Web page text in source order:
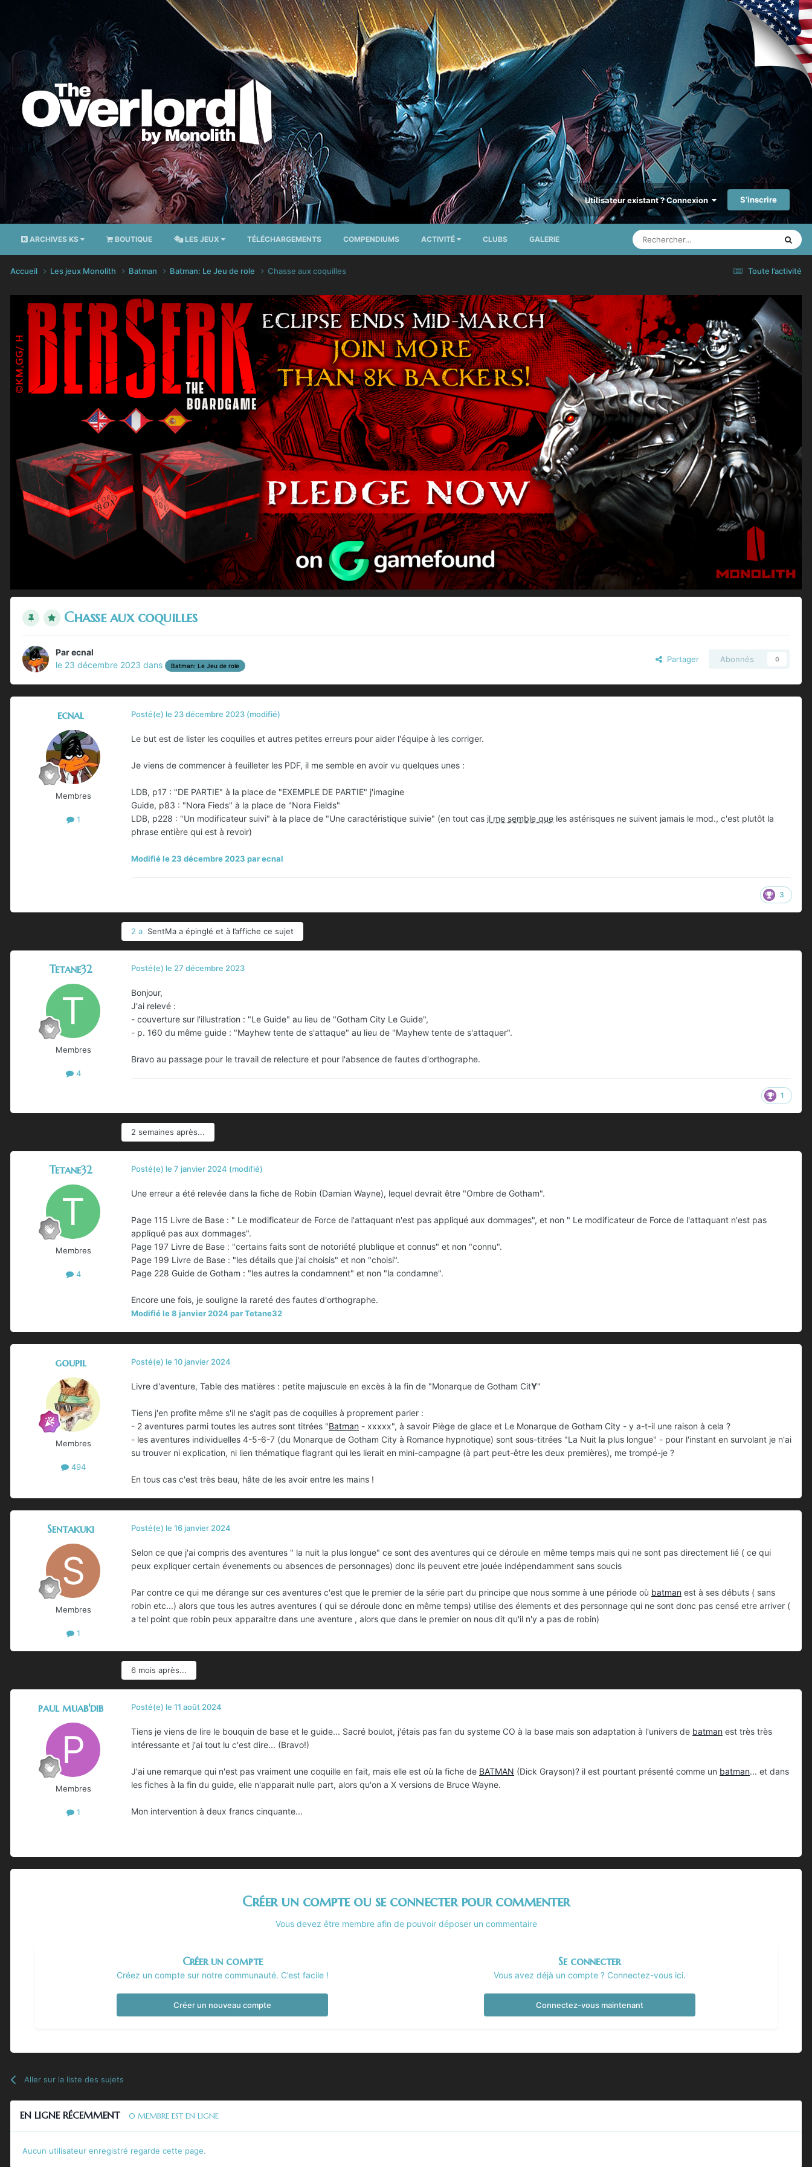
Utilisateur existant ? Connexion S’inscrire
ARCHIVES KS BOUTIQUE LES JEUX TÉLÉCHARGEMENTS COMPENDIUMS ACTIVITÉ CLUBS GALERIE
Toute l’activité
Accueil Les jeux Monolith Batman Batman: Le Jeu de role Chasse aux coquilles
Chasse aux coquilles
Parecnal
le 23 décembre 2023 dans Batman: Le Jeu de role
Partager Abonnés 0
ecnal
Membres
1
Posté(e) le 23 décembre 2023 (modifié)
Le but est de lister les coquilles et autres petites erreurs pour aider l'équipe à les corriger.
Je viens de commencer à feuilleter les PDF, il me semble en avoir vu quelques unes :
LDB, p17 : "DE PARTIE" à la place de "EXEMPLE DE PARTIE" j'imagine
Guide, p83 : "Nora Fieds" à la place de "Nora Fields"
LDB, p228 : "Un modificateur suivi" à la place de "Une caractéristique suivie" (en tout cas il me semble que les astérisques ne suivent jamais le mod., c'est plutôt la
phrase entière qui est à revoir)
Modifiéle 23 décembre 2023 par ecnal
3
2 a SentMa a épinglé et à l’affiche ce sujet
Tetane32
Membres
4
Posté(e) le 27 décembre 2023
Bonjour,
J'ai relevé :
- couverture sur l'illustration : "Le Guide" au lieu de "Gotham City Le Guide",
- p. 160 du même guide : "Mayhew tente de s'attaque" au lieu de "Mayhew tente de s'attaquer".
Bravo au passage pour le travail de relecture et pour l'absence de fautes d'orthographe.
1
2 semaines après...
Tetane32
Membres
4
Posté(e) le 7 janvier 2024 (modifié)
Une erreur a été relevée dans la fiche de Robin (Damian Wayne), lequel devrait être "Ombre de Gotham".
Page 115 Livre de Base : " Le modificateur de Force de l'attaquant n'est pas appliqué aux dommages", et non " Le modificateur de Force de l'attaquant n'est pas
appliqué pas aux dommages".
Page 197 Livre de Base : "certains faits sont de notoriété plublique et connus" et non "connu".
Page 199 Livre de Base : "les détails que j'ai choisis" et non "choisi".
Page 228 Guide de Gotham : "les autres la condamnent" et non "la condamne".
Encore une fois, je souligne la rareté des fautes d'orthographe.
Modifiéle 8 janvier 2024par Tetane32
goupil
Membres
494
Posté(e) le 10 janvier 2024
Livre d'aventure, Table des matières : petite majuscule en excès à la fin de "Monarque de Gotham CitY"
Tiens j'en profite même s'il ne s'agit pas de coquilles à proprement parler :
- 2 aventures parmi toutes les autres sont titrées "Batman - xxxxx", à savoir Piège de glace et Le Monarque de Gotham City - y a-t-il une raison à cela ?
- les aventures individuelles 4-5-6-7 (du Monarque de Gotham City à Romance hypnotique) sont sous-titrées "La Nuit la plus longue" - pour l'instant en survolant je n'ai
su trouver ni explication, ni lien thématique flagrant qui les lierait en mini-campagne (à part peut-être les deux premières), me trompé-je ?
En tous cas c'est très beau, hâte de les avoir entre les mains !
Sentakuki
Membres
1
Posté(e) le 16 janvier 2024
Selon ce que j'ai compris des aventures " la nuit la plus longue" ce sont des aventures qui ce déroule en même temps mais qui ne sont pas directement lié ( ce qui
peux expliquer certain évenements ou absences de personnages) donc ils peuvent etre jouée indépendamment sans soucis
Par contre ce qui me dérange sur ces aventures c'est que le premier de la série part du principe que nous somme à une période où batman est à ses débuts ( sans
robin etc...) alors que tous les autres aventures ( qui se déroule donc en même temps) utilise des élements et des personnage qui ne sont donc pas censé etre arriver (
a tel point que robin peux apparaitre dans une aventure , alors que dans le premier on nous dit qu'il n'y a pas de robin)
6 mois après...
paul muab'dib
Membres
1
Posté(e) le 11 août 2024
Tiens je viens de lire le bouquin de base et le guide... Sacré boulot, j'étais pas fan du systeme CO à la base mais son adaptation à l'univers de batman est très très
intéressante et j'ai tout lu c'est dire... (Bravo!)
J'ai une remarque qui n'est pas vraiment une coquille en fait, mais elle est où la fiche de BATMAN (Dick Grayson)? il est pourtant présenté comme un batman... et dans
les fiches à la fin du guide, elle n'apparait nulle part, alors qu'on a X versions de Bruce Wayne.
Mon intervention à deux francs cinquante...
Créer un compte ou se connecter pour commenter
Vous devez être membre afin de pouvoir déposer un commentaire
Créer un compte
Créez un compte sur notre communauté. C’est facile !
Créer un nouveau compte
Se connecter
Vous avez déjà un compte ? Connectez-vous ici.
Connectez-vous maintenant
Aller sur la liste des sujets
EN LIGNE RÉCEMMENT 0 MEMBRE EST EN LIGNE
Aucun utilisateur enregistré regarde cette page.